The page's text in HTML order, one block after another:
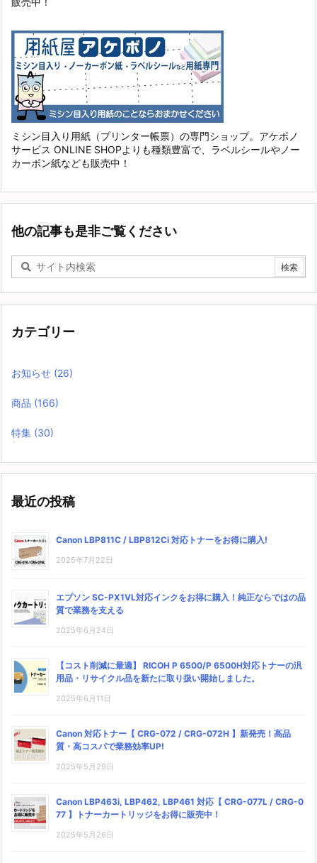
ミシン目入り用紙（プリンター帳票）の専門ショップ。アケボノ
サービス ONLINE SHOPよりも種類豊富で、ラベルシールやノー
カーボン紙なども販売中！
他の記事も是非ご覧ください
カテゴリー
お知らせ (26)
商品 (166)
特集 (30)
最近の投稿
Canon LBP811C / LBP812Ci 対応トナーをお得に購入!
2025年7月22日
エプソン SC-PX1VL対応インクをお得に購入！純正ならではの品
質で業務を支える
2025年6月24日
【コスト削減に最適】 RICOH P 6500/P 6500H対応トナーの汎
用品・リサイクル品を新たに取り扱い開始しました。
2025年6月11日
Canon 対応トナー【 CRG-072 / CRG-072H 】新発売！高品
質・高コスパで業務効率UP!
2025年5月29日
Canon LBP463i, LBP462, LBP461 対応【 CRG-077L / CRG-0
77 】トナーカートリッジをお得に販売中！
2025年5月26日